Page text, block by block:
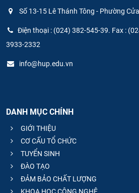
Số 13-15 Lê Thánh Tông - Phường
Điện thoại : (024) 382-545-39. Fax :
3933-2332
info@hup.edu.vn
DANH MỤC CHÍNH
GIỚI THIỆU
CƠ CẤU TỔ CHỨC
TUYỂN SINH
ĐÀO TẠO
ĐẢM BẢO CHẤT LƯỢNG